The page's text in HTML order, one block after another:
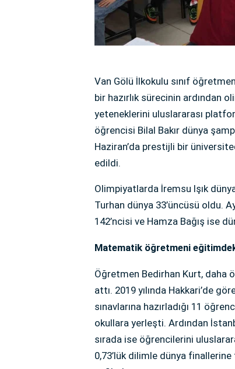
Van Gölü İlkokulu sınıf
bir hazırlık sürecinin ardından
yeteneklerini uluslararası
öğrencisi Bilal Bakır dünya
Haziran’da prestijli bir
edildi.
Olimpiyatlarda İremsu Işık
Turhan dünya 33’üncüsü oldu.
142’ncisi ve Hamza Bağış ise
Matematik öğretmeni
Öğretmen Bedirhan Kurt, daha
attı. 2019 yılında Hakkari’de
sınavlarına hazırladığı 11
okullara yerleşti. Ardından
sırada ise öğrencilerini
0,73’lük dilimle dünya